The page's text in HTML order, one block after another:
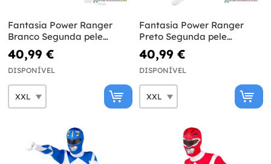
Fantasia Power Ranger
Branco Segunda pele
tamanho grande
40,99 €
DISPONÍVEL
Fantasia Power Ranger
Preto Segunda pele
tamanho grande
40,99 €
DISPONÍVEL